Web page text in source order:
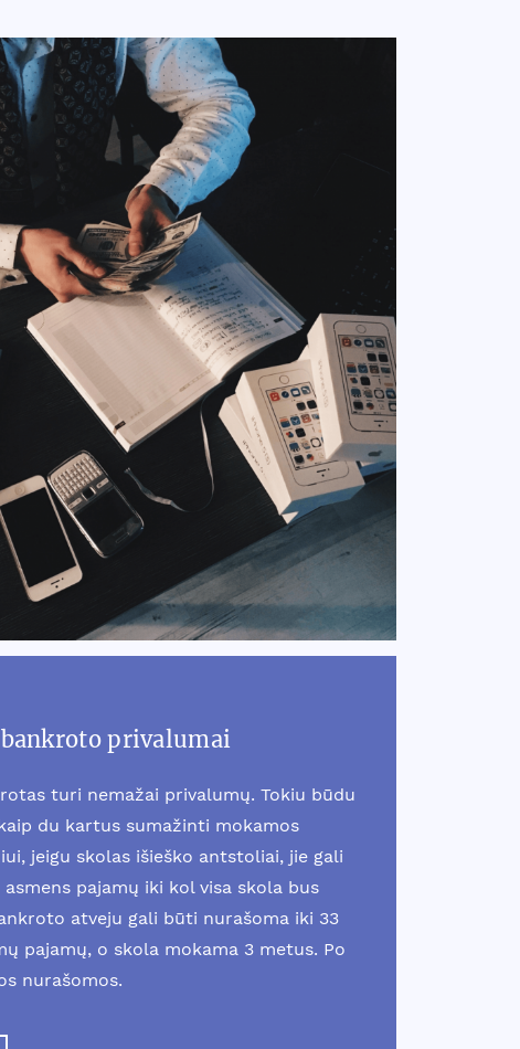
privalumai
turi nemažai privalumų. Tokiu būdu
du kartus sumažinti mokamos
jeigu skolas išieško antstoliai, jie gali
pajamų iki kol visa skola bus
atveju gali būti nurašoma iki 33
pajamų, o skola mokama 3 metus. Po
nurašomos.